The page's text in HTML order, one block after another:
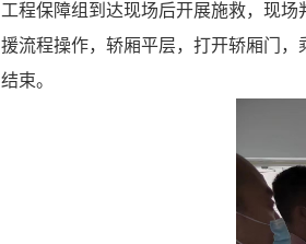
工程保障组到达现场后开展施救，现
援流程操作，轿厢平层，打开轿厢门
结束。